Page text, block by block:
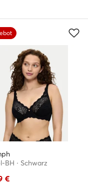
BH · Schwarz
€